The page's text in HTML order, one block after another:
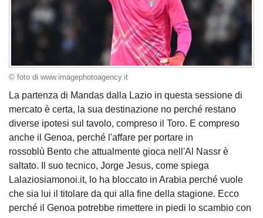
© foto di www.imagephotoagency.it
La partenza di Mandas dalla Lazio in questa sessione di
mercato è certa, la sua destinazione no perché restano
diverse ipotesi sul tavolo, compreso il Toro. E compreso
anche il Genoa, perché l'affare per portare in
rossoblù Bento che attualmente gioca nell'Al Nassr è
saltato. Il suo tecnico, Jorge Jesus, come spiega
Lalaziosiamonoi.it, lo ha bloccato in Arabia perché vuole
che sia lui il titolare da qui alla fine della stagione. Ecco
perché il Genoa potrebbe rimettere in piedi lo scambio con